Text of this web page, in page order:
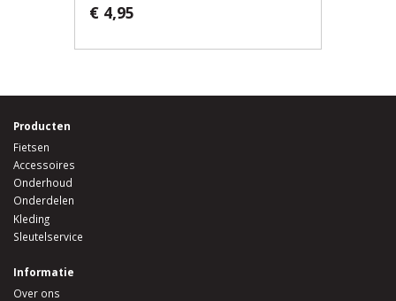
€ 4,95
Producten
Fietsen
Accessoires
Onderhoud
Onderdelen
Kleding
Sleutelservice
Informatie
Over ons